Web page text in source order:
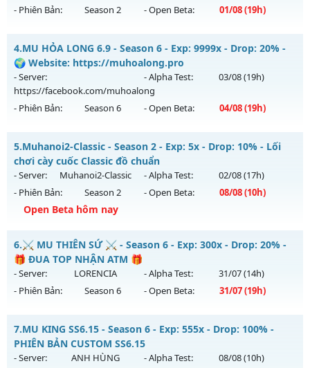
Exp: 200x - Drop: 20%
Thể loại: Mu Nguyên bản Webzen
Antihack: GameGuard
- Phiên Bản:
Season 2 - Open Beta: 01/08(19h)
MU HOÀI NIỆM XƯA - Nguyên Thủy Cày Cuốc 2005
Mu mới ra tháng 08 2026 - Mở máy chủ
ngày 01/08/2626
Exp: 100x - Drop: 10%
Antihack: Phiên bản mới nhất
4.MU HỎA LONG 6.9 - Season 6 - Exp: 9999x - Drop: 20% -
🌍 Website: https://muhoalong.pro
- Server:
https://facebook.com/muhoalong
- Alpha Test: 03/08(19h)
- Phiên Bản: Season 6 - Open Beta: 04/08(19h)
MU HỎA LONG 6.9 - 🌍 Website: https://muhoalong.pro
Mu mới ra tháng 08 2026 - Mở máy chủ
https://facebook.com/muhoalongvào 19h ngày
04/08/2626
Exp: 9999x - Drop: 20%
Thể loại: Mu Nguyên bản Webzen
Antihack: XShield
5.Muhanoi2-Classic - Season 2 - Exp: 5x - Drop: 10% - Lối
chơi cày cuốc Classic đồ chuẩn
- Server: Muhanoi2-Classic - Alpha Test: 02/08(17h)
- Phiên Bản:
Season 2 - Open Beta: 08/08(10h)
Open Beta hôm nay
Muhanoi2-Classic - Lối chơi cày cuốc Classic đồ chuẩn
Mu mới ra tháng 08 2026 - Mở máy chủ
vào 10h ngày 08/08/2626
Exp: 5x - Drop: 10%
Thể loại: Mu Nguyên bản Webzen
Antihack: Pro
6.⚔️ MU THIÊN SỨ ⚔️ - Season 6 - Exp: 300x - Drop: 20% -
🎁 ĐUA TOP NHẬN ATM 🎁
- Server: LORENCIA - Alpha Test: 31/07(14h)
- Phiên Bản:
Season 6 - Open Beta: 31/07(19h)
Mu mới ra tháng 07 2026 - Mở máy chủ
ngày 31/07/2626
7.MU KING SS6.15 - Season 6 - Exp: 555x - Drop: 100% -
PHIÊN BẢN CUSTOM SS6.15
- Server: ANH HÙNG - Alpha Test: 08/08(10h)